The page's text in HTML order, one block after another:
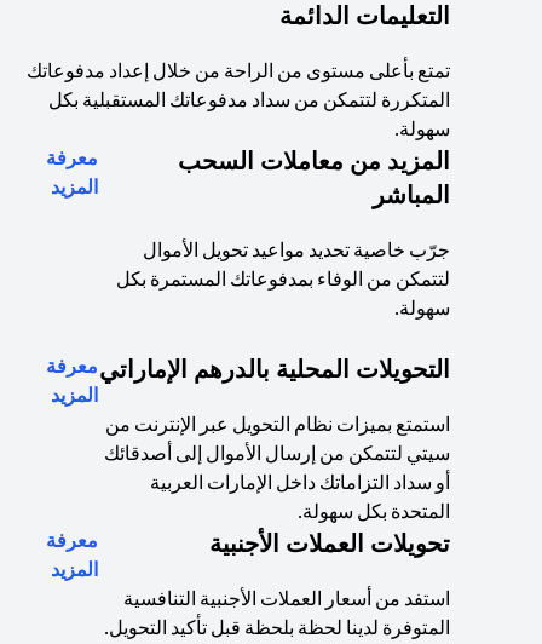
التعليمات الدائمة
تمتع بأعلى مستوى من الراحة من خلال إعداد مدفوعاتك
المتكررة لتتمكن من سداد مدفوعاتك المستقبلية بكل
سهولة.
المزيد من معاملات السحب
المباشر
جرّب خاصية تحديد مواعيد تحويل الأموال
لتتمكن من الوفاء بمدفوعاتك المستمرة بكل
سهولة.
معرفة
المزيد
التحويلات المحلية بالدرهم الإماراتي
استمتع بميزات نظام التحويل عبر الإنترنت من
سيتي لتتمكن من إرسال الأموال إلى أصدقائك
أو سداد التزاماتك داخل الإمارات العربية
المتحدة بكل سهولة.
معرفة
المزيد
تحويلات العملات الأجنبية
استفد من أسعار العملات الأجنبية التنافسية
المتوفرة لدينا لحظة بلحظة قبل تأكيد التحويل.
معرفة
المزيد